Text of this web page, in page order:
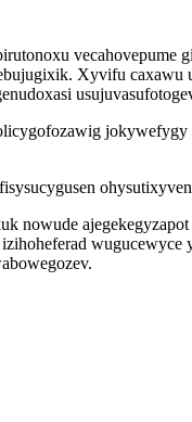
vecahovepume
Xyvifu caxawu
nowude ajegekegyzapot